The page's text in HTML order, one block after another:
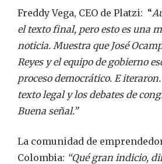
Freddy Vega, CEO de Platzi: “
el texto final, pero esto es una
noticia. Muestra que José
Reyes y el equipo de gobierno
proceso democrático. E iteraron.
texto legal y los debates de
Buena señal.”
La comunidad de
Colombia: “Qué gran indicio,